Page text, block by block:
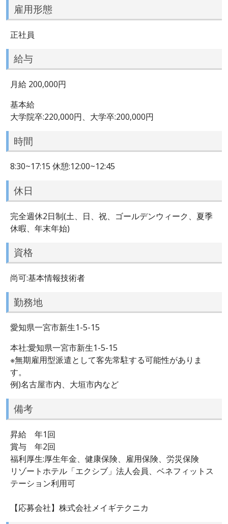
雇用形態
正社員
給与
月給 200,000円
基本給
大学院卒:220,000円、大学卒:200,000円
時間
8:30~17:15 休憩:12:00~12:45
休日
完全週休2日制(土、日、祝、ゴールデンウィーク、夏季
休暇、年末年始)
資格
尚可:基本情報技術者
勤務地
愛知県一宮市新生1-5-15
本社:愛知県一宮市新生1-5-15
※無期雇用型派遣として客先常駐する可能性がありま
す。
例)名古屋市内、大垣市内など
備考
昇給 年1回
賞与 年2回
福利厚生:厚生年金、健康保険、雇用保険、労災保険
リゾートホテル「エクシブ」法人会員、ベネフィットス
テーション利用可
【応募会社】株式会社メイギテクニカ